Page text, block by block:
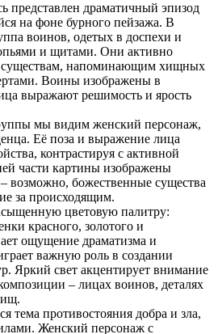
представлен драматичный эпизод
на фоне бурного пейзажа. В
воинов, одетых в доспехи и
и щитами. Они активно
существам, напоминающим хищных
Воины изображены в
выражают решимость и ярость
мы видим женский персонаж,
Её поза и выражение лица
контрастируя с активной
части картины изображены
возможно, божественные существа
за происходящим.
цветовую палитру:
красного, золотого и
ощущение драматизма и
важную роль в создании
Яркий свет акцентирует внимание
– лицах воинов, деталях
тема противостояния добра и зла,
Женский персонаж с